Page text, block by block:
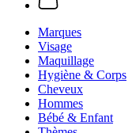
Marques
Visage
Maquillage
Hygiène & Corps
Cheveux
Hommes
Bébé & Enfant